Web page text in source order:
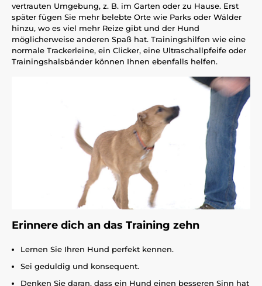
vertrauten Umgebung, z. B. im Garten oder zu Hause. Erst
später fügen Sie mehr belebte Orte wie Parks oder Wälder
hinzu, wo es viel mehr Reize gibt und der Hund
möglicherweise anderen Spaß hat. Trainingshilfen wie eine
normale Trackerleine, ein Clicker, eine Ultraschallpfeife oder
Trainingshalsbänder können Ihnen ebenfalls helfen.
Erinnere dich an das Training zehn
Lernen Sie Ihren Hund perfekt kennen.
Sei geduldig und konsequent.
Denken Sie daran, dass ein Hund einen besseren Sinn hat